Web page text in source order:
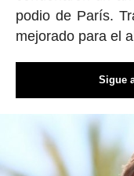
podio de París.
mejorado para el
Sigue